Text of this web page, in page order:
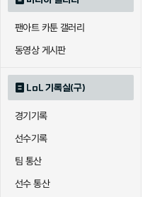
팬아트 카툰 갤러리
동영상 게시판
LoL 기록실(구)
경기기록
선수기록
팀 통산
선수 통산